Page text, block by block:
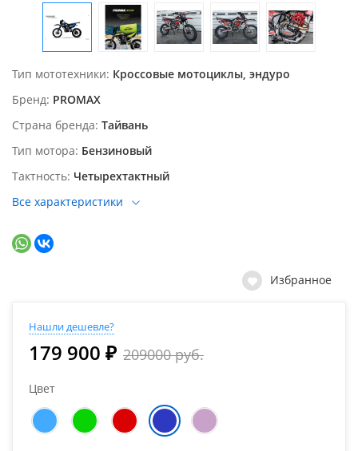
Тип мототехники Кроссовые мотоциклы, эндуро
Бренд PROMAX
Страна бренда Тайвань
Тип мотора Бензиновый
Тактность Четырехтактный
Все характеристики
Избранное
Нашли дешевле?
179 900 ₽ 209000 руб.
Цвет